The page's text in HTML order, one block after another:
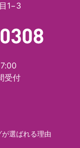
1−3
受付
選ばれる理由